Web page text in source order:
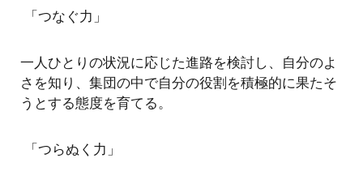
「つなぐ力」
一人ひとりの状況に応じた進路を検討し、自分のよ
さを知り、集団の中で自分の役割を積極的に果たそ
うとする態度を育てる。
「つらぬく力」